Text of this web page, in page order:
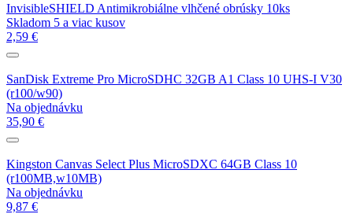
InvisibleSHIELD Antimikrobiálne vlhčené obrúsky 10ks
Skladom 5 a viac kusov
2,59 €
SanDisk Extreme Pro MicroSDHC 32GB A1 Class 10 UHS-I V30
(r100/w90)
Na objednávku
35,90 €
Kingston Canvas Select Plus MicroSDXC 64GB Class 10
(r100MB,w10MB)
Na objednávku
9,87 €